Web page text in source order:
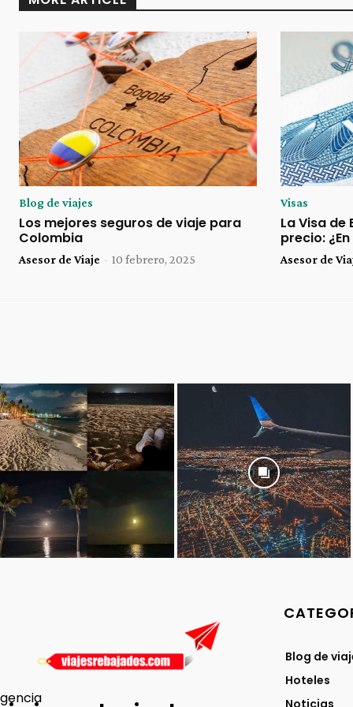
Blog de viajes
Los mejores seguros de viaje para
Colombia
Asesor de Viaje - 10 febrero, 2025
Visas
La Visa de
precio:
Asesor de
Blog de
Hoteles
Noticias